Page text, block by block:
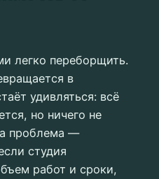
легко переборщить.
в
удивляться: всё
но ничего не
проблема —
студия
работ и сроки,